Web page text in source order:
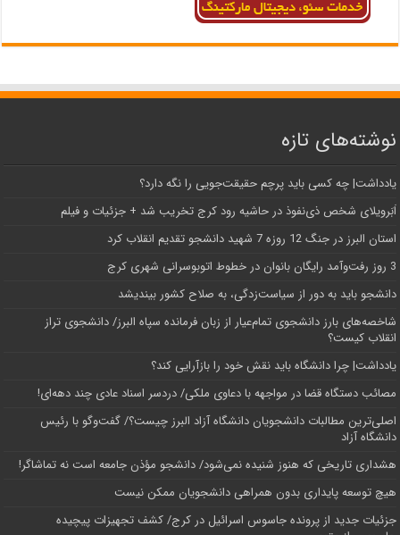
نوشته‌های تازه
یادداشت| ‌چه کسی باید پرچم حقیقت‌جویی را نگه دارد؟
اَبَر‌ویلای شخص ذی‌نفوذ در حاشیه‌ رود کرج تخریب شد + جزئیات و فیلم
استان البرز در جنگ 12 روزه 7 شهید دانشجو تقدیم انقلاب کرد
3 روز رفت‌وآمد رایگان بانوان در خطوط اتوبوسرانی شهری کرج
دانشجو باید به دور از سیاست‌زدگی، به صلاح کشور بیندیشد
شاخصه‌های بارز دانشجوی تمام‌عیار از زبان فرمانده سپاه البرز/ دانشجوی تراز
انقلاب کیست؟
یادداشت| چرا دانشگاه باید نقش خود را بازآرایی کند؟
مصائب دستگاه قضا در مواجهه با دعاوی ملکی/ دردسر اسناد عادی چند‌ دهه‌ای!
اصلی‌ترین مطالبات دانشجویان دانشگاه آزاد البرز چیست؟/ گفت‌وگو با رئیس
دانشگاه آز‌اد
هشداری تاریخی که هنوز شنیده نمی‌شود/ دانشجو مؤذن جامعه است نه تماشاگر!
هیچ توسعه پایداری بدون همراهی دانشجویان ممکن نیست
جزئیات جدید از پرونده جاسوس اسرائیل در کرج/‌ کشف تجهیزات پیچیده